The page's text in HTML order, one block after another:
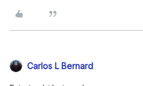
Carlos L Bernard